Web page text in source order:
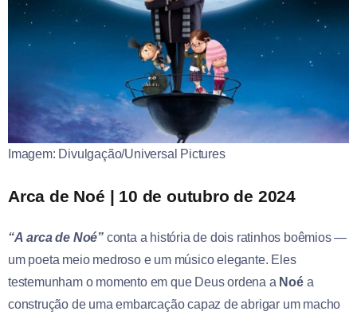
Imagem: Divulgação/Universal Pictures
Arca de Noé | 10 de outubro de 2024
“A arca de Noé” conta a história de dois ratinhos boêmios —
um poeta meio medroso e um músico elegante. Eles
testemunham o momento em que Deus ordena a Noéa
construção de uma embarcação capaz de abrigar um macho